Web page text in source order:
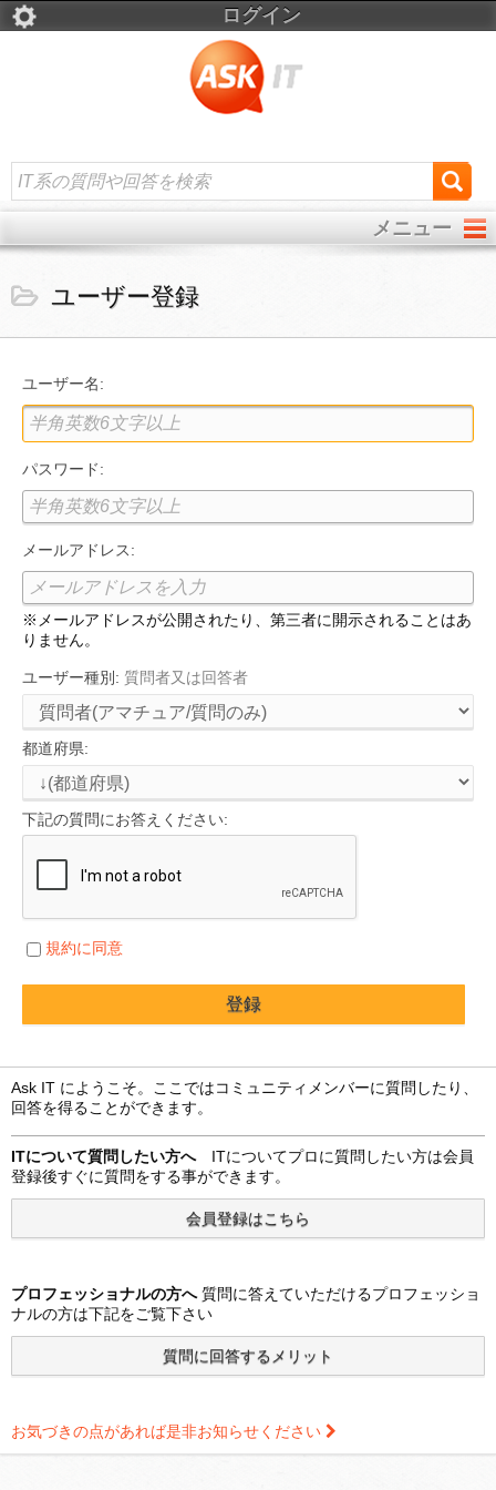
ログイン
メニュー
ユーザー登録
ユーザー名:
パスワード:
メールアドレス:
※メールアドレスが公開されたり、第三者に開示されることはあ
りません。
ユーザー種別: 質問者又は回答者
都道府県:
下記の質問にお答えください:
規約に同意
Ask IT にようこそ。ここではコミュニティメンバーに質問したり、
回答を得ることができます。
ITについて質問したい方へITについてプロに質問したい方は会員
登録後すぐに質問をする事ができます。
プロフェッショナルの方へ質問に答えていただけるプロフェッショ
ナルの方は下記をご覧下さい
お気づきの点があれば是非お知らせください